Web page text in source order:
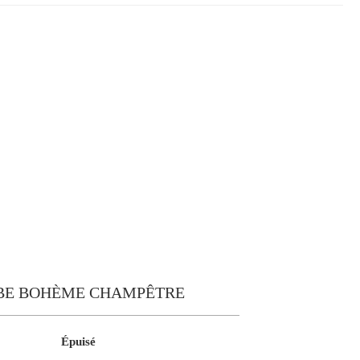
BOHÈME CHAMPÊTRE
Épuisé